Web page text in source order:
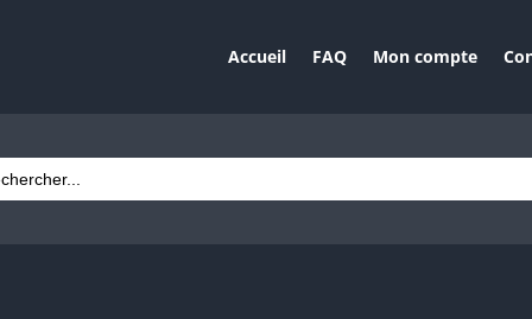
Accueil FAQ Mon compte